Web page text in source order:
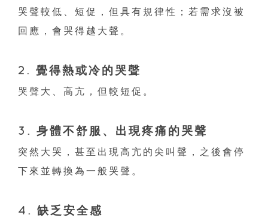
哭聲較低、短促，但具有規律性；若需求沒被
回應，會哭得越大聲。
2. 覺得熱或冷的哭聲
哭聲大、高亢，但較短促。
3. 身體不舒服、出現疼痛的哭聲
突然大哭，甚至出現高亢的尖叫聲，之後會停
下來並轉換為一般哭聲。
4. 缺乏安全感